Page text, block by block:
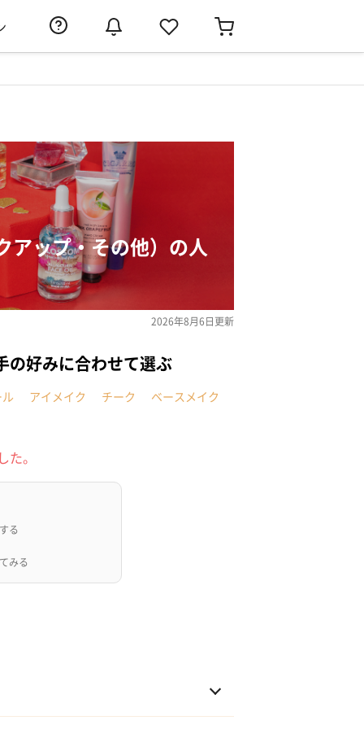
アップ・その他）の人
2026年8月6日更新
の好みに合わせて選ぶ
アイメイク チーク ベースメイク
。
る
みる